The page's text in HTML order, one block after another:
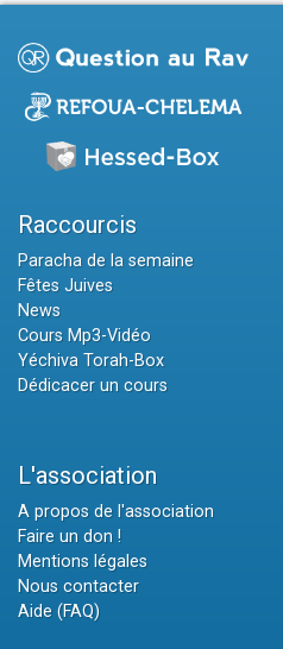
Raccourcis
Paracha de la semaine
Fêtes Juives
News
Cours Mp3-Vidéo
Yéchiva Torah-Box
Dédicacer un cours
L'association
A propos de l'association
Faire un don !
Mentions légales
Nous contacter
Aide (FAQ)